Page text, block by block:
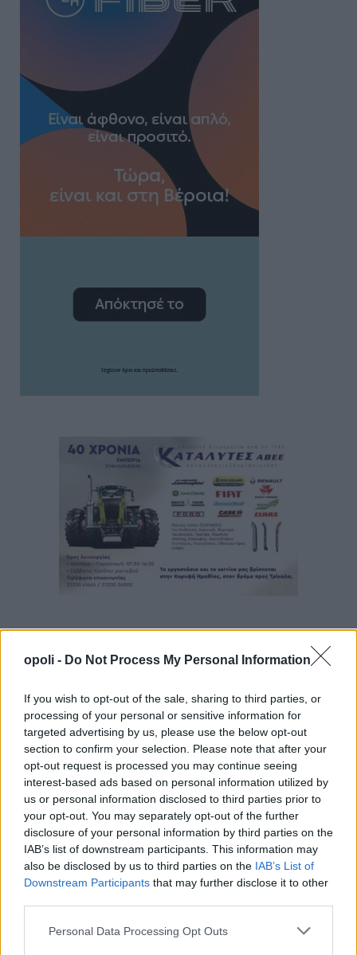
opoli - Do Not Process My Personal Information
If you wish to opt-out of the sale, sharing to third parties, or
processing of your personal or sensitive information for
targeted advertising by us, please use the below opt-out
section to confirm your selection. Please note that after your
opt-out request is processed you may continue seeing
interest-based ads based on personal information utilized by
us or personal information disclosed to third parties prior to
your opt-out. You may separately opt-out of the further
disclosure of your personal information by third parties on the
IAB’s list of downstream participants. This information may
also be disclosed by us to third parties on the IAB’s List of
Downstream Participants that may further disclose it to other
Personal Data Processing Opt Outs